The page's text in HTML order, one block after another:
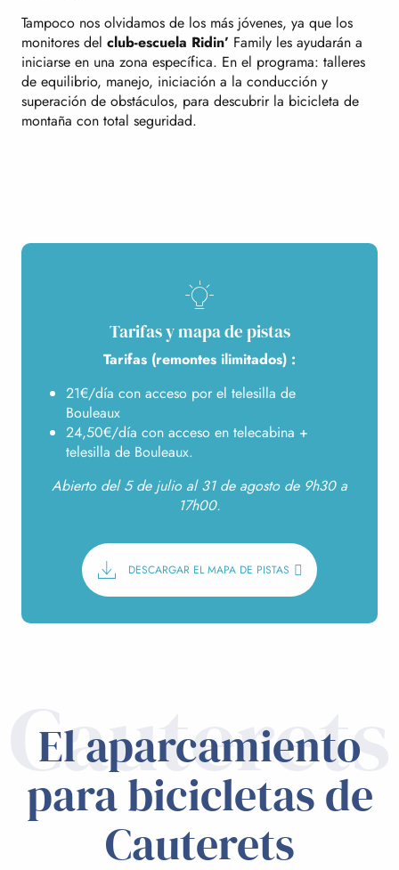
Tampoco nos olvidamos de los más jóvenes, ya que los
monitores del club-escuela Ridin’ Family les ayudarán a
iniciarse en una zona específica. En el programa: talleres
de equilibrio, manejo, iniciación a la conducción y
superación de obstáculos, para descubrir la bicicleta de
montaña con total seguridad.
Tarifas y mapa de pistas
Tarifas (remontes ilimitados) :
21€/día con acceso por el telesilla de
Bouleaux
24,50€/día con acceso en telecabina +
telesilla de Bouleaux.
Abierto del 5 de julio al 31 de agosto de 9h30 a
17h00.
DESCARGAR EL MAPA DE PISTAS
Cauterets
El aparcamiento
para bicicletas de
Cauterets